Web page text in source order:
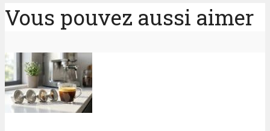
Vous pouvez aussi aimer